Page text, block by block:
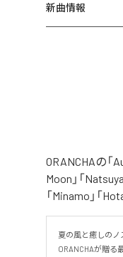
新曲情報
ORANCHAの「
Moon」「
「Minamo」「
夏の風と癒しのノ
ORANCHAが贈る